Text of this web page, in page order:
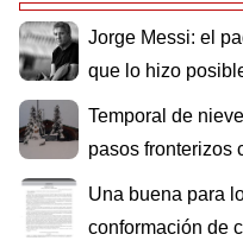
Jorge Messi: el
que lo hizo
Temporal de
pasos fronterizos
Una buena para
conformación de